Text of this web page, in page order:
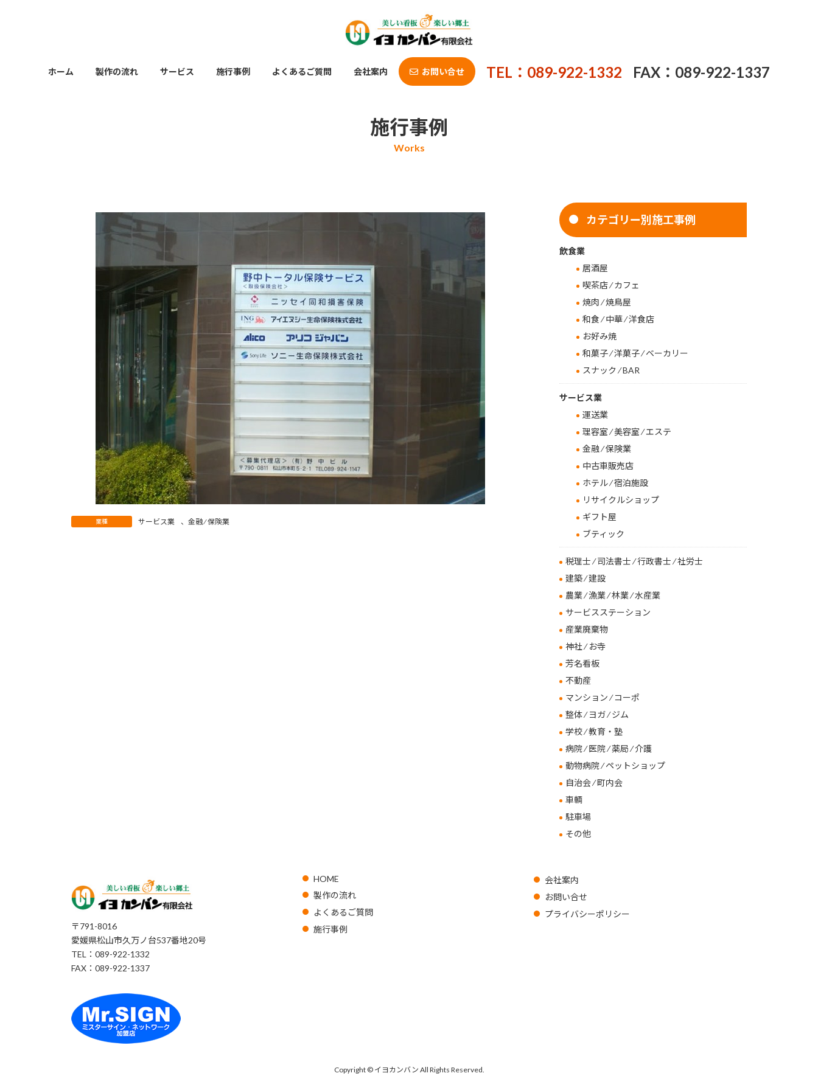
ホーム 製作の流れ サービス 施行事例 よくあるご質問 会社案内 お問い合せ TEL：089-922-1332 FAX：089-922-1337
施行事例
業種 サービス業 、 金融 ⁄ 保険業
カテゴリー別施工事例
飲食業
居酒屋
喫茶店 ⁄ カフェ
焼肉 ⁄ 焼鳥屋
和食 ⁄ 中華 ⁄ 洋食店
お好み焼
和菓子 ⁄ 洋菓子 ⁄ ベーカリー
スナック ⁄ BAR
サービス業
運送業
理容室 ⁄ 美容室 ⁄ エステ
金融 ⁄ 保険業
中古車販売店
ホテル ⁄ 宿泊施設
リサイクルショップ
ギフト屋
ブティック
税理士 ⁄ 司法書士 ⁄ 行政書士 ⁄ 社労士
建築 ⁄ 建設
農業 ⁄ 漁業 ⁄ 林業 ⁄ 水産業
サービスステーション
産業廃棄物
神社 ⁄ お寺
芳名看板
不動産
マンション ⁄ コーポ
整体 ⁄ ヨガ ⁄ ジム
学校 ⁄ 教育・塾
病院 ⁄ 医院 ⁄ 薬局 ⁄ 介護
動物病院 ⁄ ペットショップ
自治会 ⁄ 町内会
車輌
駐車場
その他
〒791-8016
愛媛県松山市久万ノ台537番地20号
TEL：089-922-1332
FAX：089-922-1337
HOME
製作の流れ
よくあるご質問
施行事例
会社案内
お問い合せ
プライバシーポリシー
Copyright © イヨカンバン All Rights Reserved.